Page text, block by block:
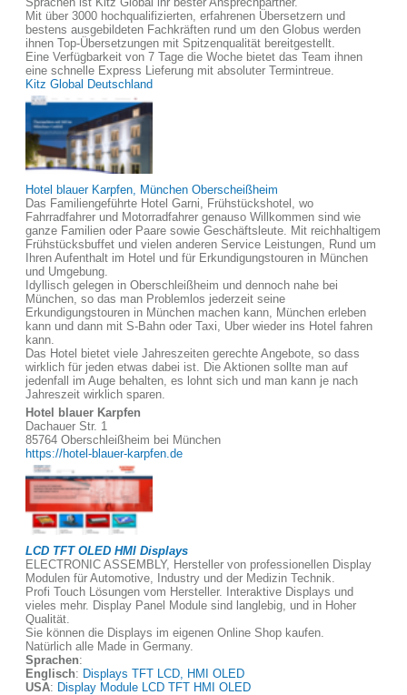
Mit über 3000 hochqualifizierten, erfahrenen Übersetzern und
bestens ausgebildeten Fachkräften rund um den Globus werden
ihnen Top-Übersetzungen mit Spitzenqualität bereitgestellt.
Eine Verfügbarkeit von 7 Tage die Woche bietet das Team ihnen
eine schnelle Express Lieferung mit absoluter Termintreue.
Kitz Global Deutschland
Hotel blauer Karpfen, München Oberscheißheim
Das Familiengeführte Hotel Garni, Frühstückshotel, wo
Fahrradfahrer und Motorradfahrer genauso Willkommen sind wie
ganze Familien oder Paare sowie Geschäftsleute. Mit reichhaltigem
Frühstücksbuffet und vielen anderen Service Leistungen, Rund um
Ihren Aufenthalt im Hotel und für Erkundigungstouren in München
und Umgebung.
Idyllisch gelegen in Oberschleißheim und dennoch nahe bei
München, so das man Problemlos jederzeit seine
Erkundigungstouren in München machen kann, München erleben
kann und dann mit S-Bahn oder Taxi, Uber wieder ins Hotel fahren
kann.
Das Hotel bietet viele Jahreszeiten gerechte Angebote, so dass
wirklich für jeden etwas dabei ist. Die Aktionen sollte man auf
jedenfall im Auge behalten, es lohnt sich und man kann je nach
Jahreszeit wirklich sparen.
Hotel blauer Karpfen
Dachauer Str. 1
85764 Oberschleißheim bei München
https://hotel-blauer-karpfen.de
LCD TFT OLED HMI Displays
ELECTRONIC ASSEMBLY, Hersteller von professionellen Display
Modulen für Automotive, Industry und der Medizin Technik.
Profi Touch Lösungen vom Hersteller. Interaktive Displays und
vieles mehr. Display Panel Module sind langlebig, und in Hoher
Qualität.
Sie können die Displays im eigenen Online Shop kaufen.
Natürlich alle Made in Germany.
Sprachen:
Englisch: Displays TFT LCD, HMI OLED
USA: Display Module LCD TFT HMI OLED